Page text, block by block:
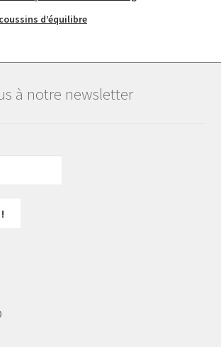
d’équilibre
à notre newsletter